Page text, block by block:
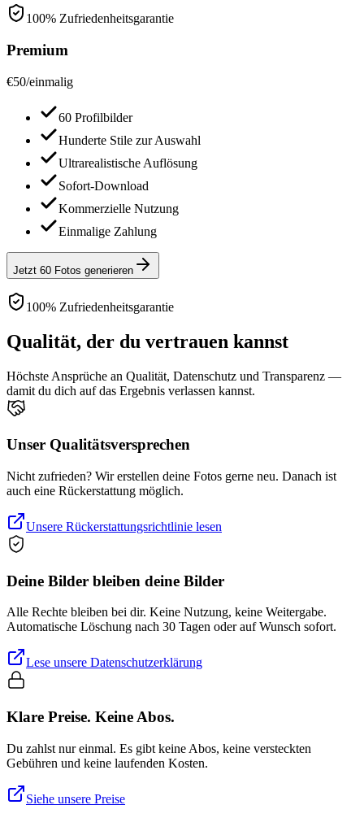
100% Zufriedenheitsgarantie
Premium
€50/einmalig
60 Profilbilder
Hunderte Stile zur Auswahl
Ultrarealistische Auflösung
Sofort-Download
Kommerzielle Nutzung
Einmalige Zahlung
Jetzt 60 Fotos generieren
100% Zufriedenheitsgarantie
Qualität, der du vertrauen kannst
Höchste Ansprüche an Qualität, Datenschutz und Transparenz —
damit du dich auf das Ergebnis verlassen kannst.
Unser Qualitätsversprechen
Nicht zufrieden? Wir erstellen deine Fotos gerne neu. Danach ist
auch eine Rückerstattung möglich.
Unsere Rückerstattungsrichtlinie lesen
Deine Bilder bleiben deine Bilder
Alle Rechte bleiben bei dir. Keine Nutzung, keine Weitergabe.
Automatische Löschung nach 30 Tagen oder auf Wunsch sofort.
Lese unsere Datenschutzerklärung
Klare Preise. Keine Abos.
Du zahlst nur einmal. Es gibt keine Abos, keine versteckten
Gebühren und keine laufenden Kosten.
Siehe unsere Preise